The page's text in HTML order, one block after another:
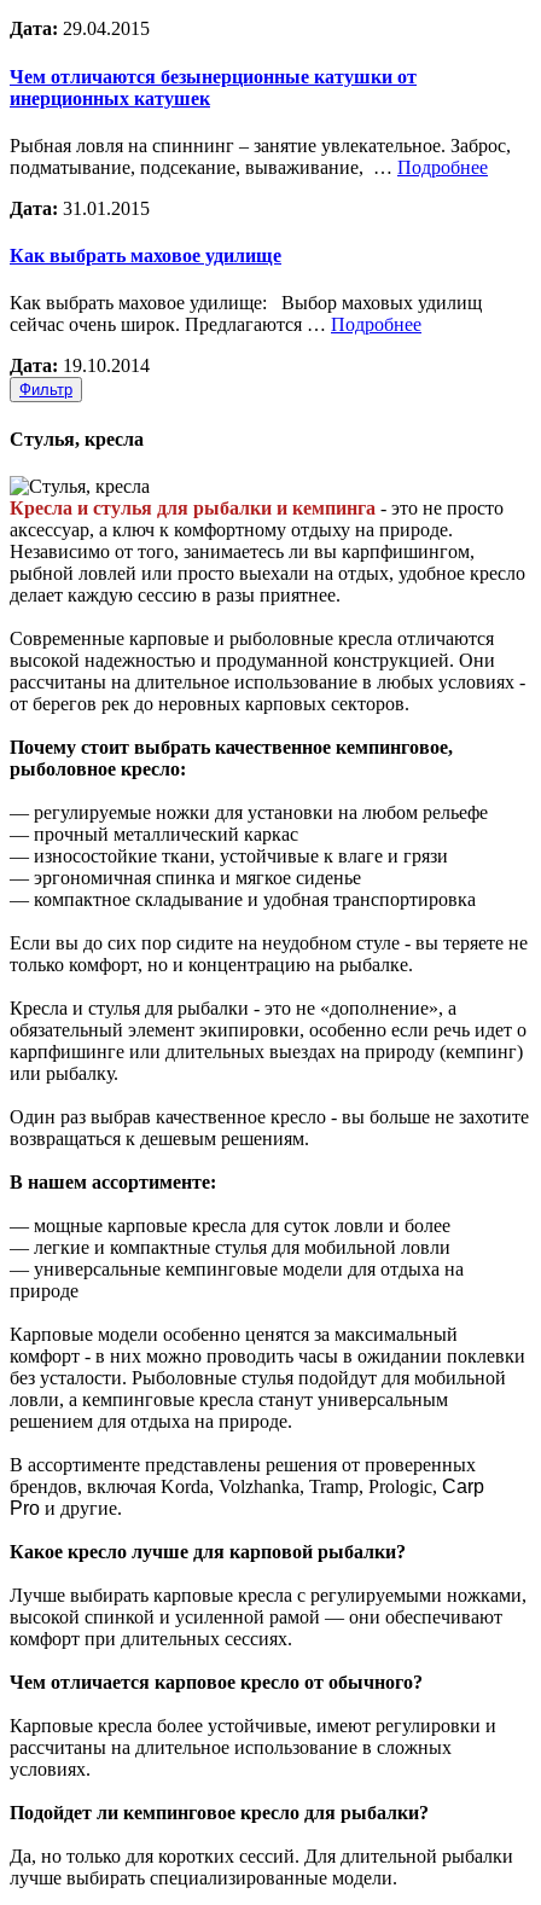
Дата: 29.04.2015
Чем отличаются безынерционные катушки от
инерционных катушек
Рыбная ловля на спиннинг – занятие увлекательное. Заброс,
подматывание, подсекание, вываживание, … Подробнее
Дата: 31.01.2015
Как выбрать маховое удилище
Как выбрать маховое удилище: Выбор маховых удилищ
сейчас очень широк. Предлагаются … Подробнее
Дата: 19.10.2014
Фильтр
Стулья, кресла
Кресла и стулья для рыбалки и кемпинга - это не просто
аксессуар, а ключ к комфортному отдыху на природе.
Независимо от того, занимаетесь ли вы карпфишингом,
рыбной ловлей или просто выехали на отдых, удобное кресло
делает каждую сессию в разы приятнее.
Современные карповые и рыболовные кресла отличаются
высокой надежностью и продуманной конструкцией. Они
рассчитаны на длительное использование в любых условиях -
от берегов рек до неровных карповых секторов.
Почему стоит выбрать качественное кемпинговое,
рыболовное кресло:
— регулируемые ножки для установки на любом рельефе
— прочный металлический каркас
— износостойкие ткани, устойчивые к влаге и грязи
— эргономичная спинка и мягкое сиденье
— компактное складывание и удобная транспортировка
Если вы до сих пор сидите на неудобном стуле - вы теряете не
только комфорт, но и концентрацию на рыбалке.
Кресла и стулья для рыбалки - это не «дополнение», а
обязательный элемент экипировки, особенно если речь идет о
карпфишинге или длительных выездах на природу (кемпинг)
или рыбалку.
Один раз выбрав качественное кресло - вы больше не захотите
возвращаться к дешевым решениям.
В нашем ассортименте:
— мощные карповые кресла для суток ловли и более
— легкие и компактные стулья для мобильной ловли
— универсальные кемпинговые модели для отдыха на
природе
Карповые модели особенно ценятся за максимальный
комфорт - в них можно проводить часы в ожидании поклевки
без усталости. Рыболовные стулья подойдут для мобильной
ловли, а кемпинговые кресла станут универсальным
решением для отдыха на природе.
В ассортименте представлены решения от проверенных
брендов, включая Korda, Volzhanka, Tramp, Prologic, Carp
Pro и другие.
Какое кресло лучше для карповой рыбалки?
Лучше выбирать карповые кресла с регулируемыми ножками,
высокой спинкой и усиленной рамой — они обеспечивают
комфорт при длительных сессиях.
Чем отличается карповое кресло от обычного?
Карповые кресла более устойчивые, имеют регулировки и
рассчитаны на длительное использование в сложных
условиях.
Подойдет ли кемпинговое кресло для рыбалки?
Да, но только для коротких сессий. Для длительной рыбалки
лучше выбирать специализированные модели.